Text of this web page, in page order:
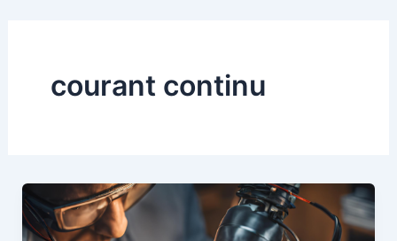
courant continu